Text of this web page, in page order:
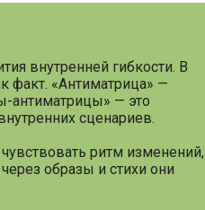
внутренней гибкости. В
факт. «Антиматрица» —
антиматрицы» — это
сценариев.
ритм изменений,
образы и стихи они